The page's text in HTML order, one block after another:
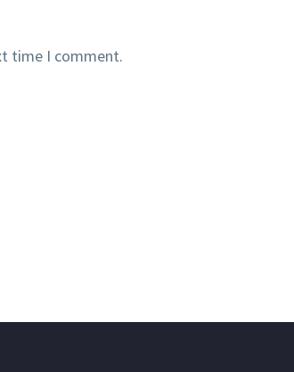
time I comment.